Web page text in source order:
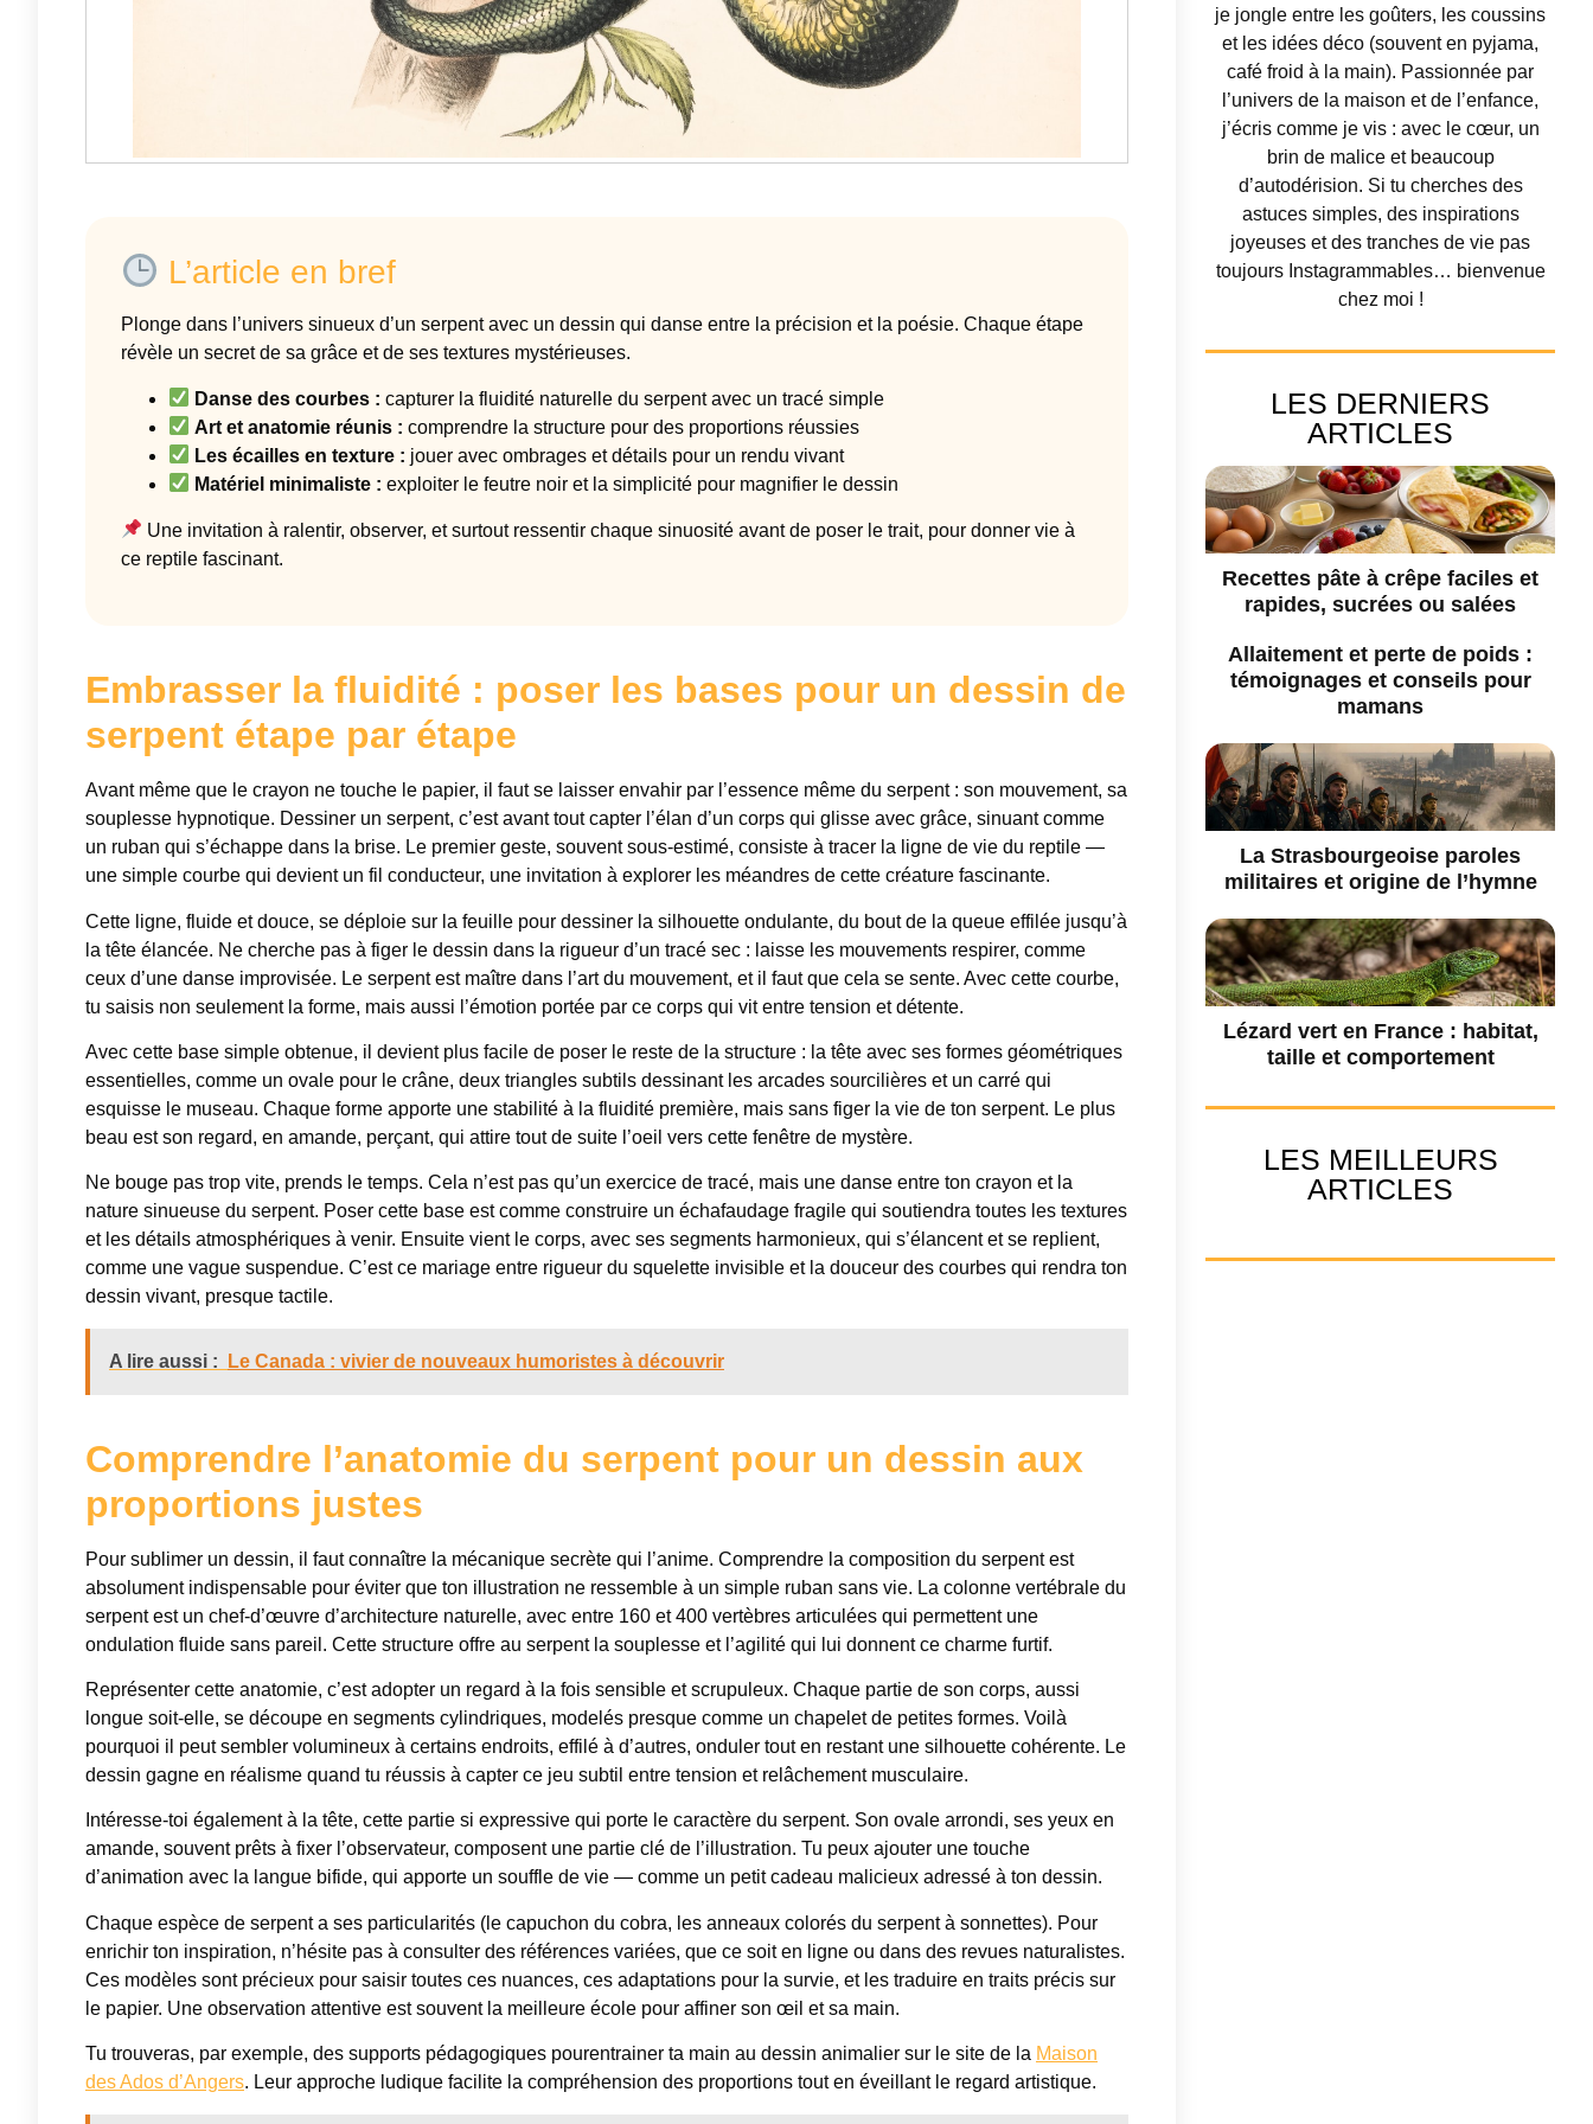
L’article en bref
Plonge dans l’univers sinueux d’un serpent avec un dessin qui danse entre la précision et la poésie. Chaque étape
révèle un secret de sa grâce et de ses textures mystérieuses.
Danse des courbes : capturer la fluidité naturelle du serpent avec un tracé simple
Art et anatomie réunis : comprendre la structure pour des proportions réussies
Les écailles en texture : jouer avec ombrages et détails pour un rendu vivant
Matériel minimaliste : exploiter le feutre noir et la simplicité pour magnifier le dessin
Une invitation à ralentir, observer, et surtout ressentir chaque sinuosité avant de poser le trait, pour donner vie à
ce reptile fascinant.
Embrasser la fluidité : poser les bases pour un dessin de
serpent étape par étape
Avant même que le crayon ne touche le papier, il faut se laisser envahir par l’essence même du serpent : son mouvement, sa
souplesse hypnotique. Dessiner un serpent, c’est avant tout capter l’élan d’un corps qui glisse avec grâce, sinuant comme
un ruban qui s’échappe dans la brise. Le premier geste, souvent sous-estimé, consiste à tracer la ligne de vie du reptile —
une simple courbe qui devient un fil conducteur, une invitation à explorer les méandres de cette créature fascinante.
Cette ligne, fluide et douce, se déploie sur la feuille pour dessiner la silhouette ondulante, du bout de la queue effilée jusqu’à
la tête élancée. Ne cherche pas à figer le dessin dans la rigueur d’un tracé sec : laisse les mouvements respirer, comme
ceux d’une danse improvisée. Le serpent est maître dans l’art du mouvement, et il faut que cela se sente. Avec cette courbe,
tu saisis non seulement la forme, mais aussi l’émotion portée par ce corps qui vit entre tension et détente.
Avec cette base simple obtenue, il devient plus facile de poser le reste de la structure : la tête avec ses formes géométriques
essentielles, comme un ovale pour le crâne, deux triangles subtils dessinant les arcades sourcilières et un carré qui
esquisse le museau. Chaque forme apporte une stabilité à la fluidité première, mais sans figer la vie de ton serpent. Le plus
beau est son regard, en amande, perçant, qui attire tout de suite l’oeil vers cette fenêtre de mystère.
Ne bouge pas trop vite, prends le temps. Cela n’est pas qu’un exercice de tracé, mais une danse entre ton crayon et la
nature sinueuse du serpent. Poser cette base est comme construire un échafaudage fragile qui soutiendra toutes les textures
et les détails atmosphériques à venir. Ensuite vient le corps, avec ses segments harmonieux, qui s’élancent et se replient,
comme une vague suspendue. C’est ce mariage entre rigueur du squelette invisible et la douceur des courbes qui rendra ton
dessin vivant, presque tactile.
A lire aussi : Le Canada : vivier de nouveaux humoristes à découvrir
Comprendre l’anatomie du serpent pour un dessin aux
proportions justes
Pour sublimer un dessin, il faut connaître la mécanique secrète qui l’anime. Comprendre la composition du serpent est
absolument indispensable pour éviter que ton illustration ne ressemble à un simple ruban sans vie. La colonne vertébrale du
serpent est un chef-d’œuvre d’architecture naturelle, avec entre 160 et 400 vertèbres articulées qui permettent une
ondulation fluide sans pareil. Cette structure offre au serpent la souplesse et l’agilité qui lui donnent ce charme furtif.
Représenter cette anatomie, c’est adopter un regard à la fois sensible et scrupuleux. Chaque partie de son corps, aussi
longue soit-elle, se découpe en segments cylindriques, modelés presque comme un chapelet de petites formes. Voilà
pourquoi il peut sembler volumineux à certains endroits, effilé à d’autres, onduler tout en restant une silhouette cohérente. Le
dessin gagne en réalisme quand tu réussis à capter ce jeu subtil entre tension et relâchement musculaire.
Intéresse-toi également à la tête, cette partie si expressive qui porte le caractère du serpent. Son ovale arrondi, ses yeux en
amande, souvent prêts à fixer l’observateur, composent une partie clé de l’illustration. Tu peux ajouter une touche
d’animation avec la langue bifide, qui apporte un souffle de vie — comme un petit cadeau malicieux adressé à ton dessin.
Chaque espèce de serpent a ses particularités (le capuchon du cobra, les anneaux colorés du serpent à sonnettes). Pour
enrichir ton inspiration, n’hésite pas à consulter des références variées, que ce soit en ligne ou dans des revues naturalistes.
Ces modèles sont précieux pour saisir toutes ces nuances, ces adaptations pour la survie, et les traduire en traits précis sur
le papier. Une observation attentive est souvent la meilleure école pour affiner son œil et sa main.
Tu trouveras, par exemple, des supports pédagogiques pourentrainer ta main au dessin animalier sur le site de la Maison
des Ados d’Angers. Leur approche ludique facilite la compréhension des proportions tout en éveillant le regard artistique.
je jongle entre les goûters, les coussins
et les idées déco (souvent en pyjama,
café froid à la main). Passionnée par
l’univers de la maison et de l’enfance,
j’écris comme je vis : avec le cœur, un
brin de malice et beaucoup
d’autodérision. Si tu cherches des
astuces simples, des inspirations
joyeuses et des tranches de vie pas
toujours Instagrammables… bienvenue
chez moi !
LES DERNIERS
ARTICLES
Recettes pâte à crêpe faciles et
rapides, sucrées ou salées
Allaitement et perte de poids :
témoignages et conseils pour
mamans
La Strasbourgeoise paroles
militaires et origine de l’hymne
Lézard vert en France : habitat,
taille et comportement
LES MEILLEURS
ARTICLES